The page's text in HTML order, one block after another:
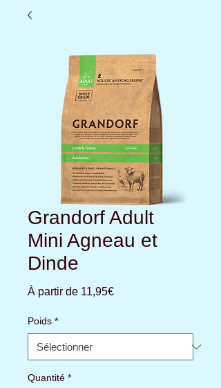
Grandorf Adult
Mini Agneau et
Dinde
À partir de 11,95€Prix
Poids *
Quantité *